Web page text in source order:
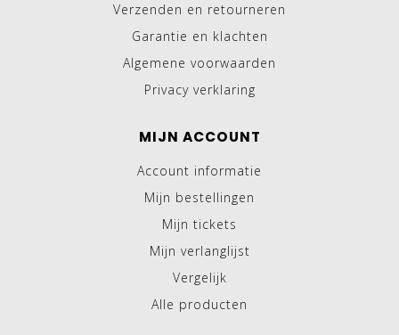
Verzenden en retourneren
Garantie en klachten
Algemene voorwaarden
Privacy verklaring
MIJN ACCOUNT
Account informatie
Mijn bestellingen
Mijn tickets
Mijn verlanglijst
Vergelijk
Alle producten